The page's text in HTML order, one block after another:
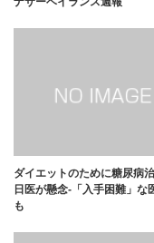
ダイエットのために糖尿病治
日医が懸念-「入手困難」な
も